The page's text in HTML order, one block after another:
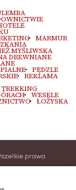
MARMUR
MYŚLIWSKA
DREWNIANE
PĘDZLE
REKLAMA
TREKKING
WESELE
ŁOŻYSKA
prawa